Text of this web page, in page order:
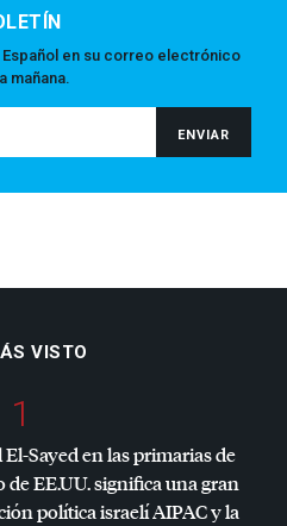
en su correo electrónico
mañana.
VISTO
1
Sayed en las primarias de
EE.UU. significa una gran
política israelíAIPACy la